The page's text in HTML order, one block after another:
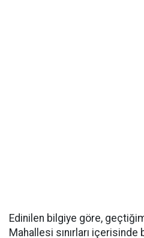
Edinilen bilgiye göre,
Mahallesi sınırları içerisinde